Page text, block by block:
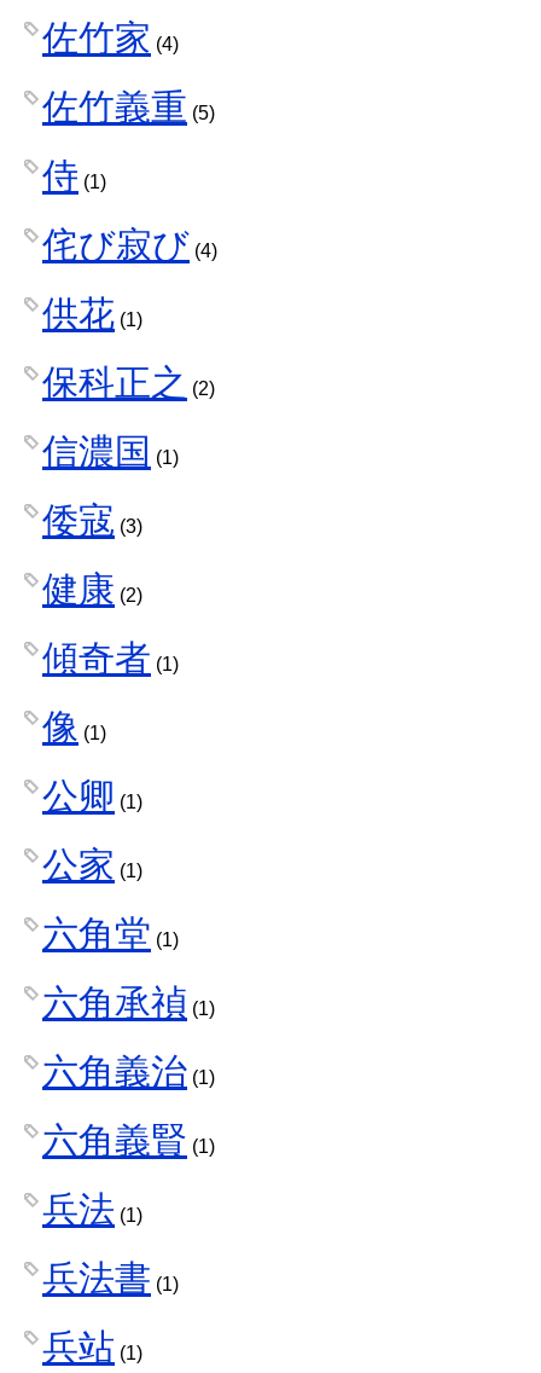
佐竹家 (4)
佐竹義重 (5)
侍 (1)
侘び寂び (4)
供花 (1)
保科正之 (2)
信濃国 (1)
倭寇 (3)
健康 (2)
傾奇者 (1)
像 (1)
公卿 (1)
公家 (1)
六角堂 (1)
六角承禎 (1)
六角義治 (1)
六角義賢 (1)
兵法 (1)
兵法書 (1)
兵站 (1)